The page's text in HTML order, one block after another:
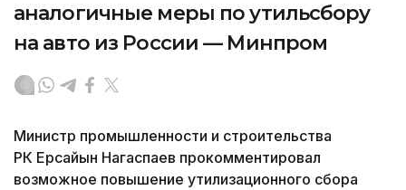
аналогичные меры по утильсбору
на авто из России — Минпром
Министр промышленности и строительства
РК Ерсайын Нагаспаев прокомментировал
возможное повышение утилизационного сбора